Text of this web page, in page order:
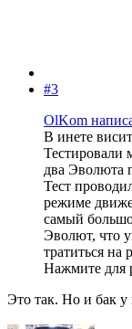
#3
OlKom
В инете
два Эволюта
Тест
режиме
самый
Эволют, что
тратиться на
Нажмите для
Это так. Но и бак